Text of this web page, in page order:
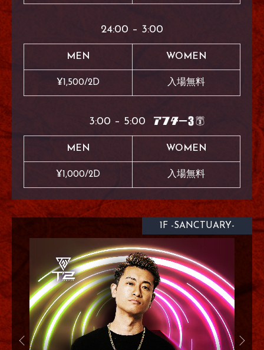
24:00 – 3:00
MEN WOMEN
¥1,500/2D 入場無料
3:00 – 5:00
MEN WOMEN
¥1,000/2D 入場無料
1F -SANCTUARY-